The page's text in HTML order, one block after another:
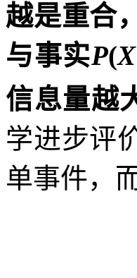
越是重合
与事实P(
信息量越
学进步评
单事件，